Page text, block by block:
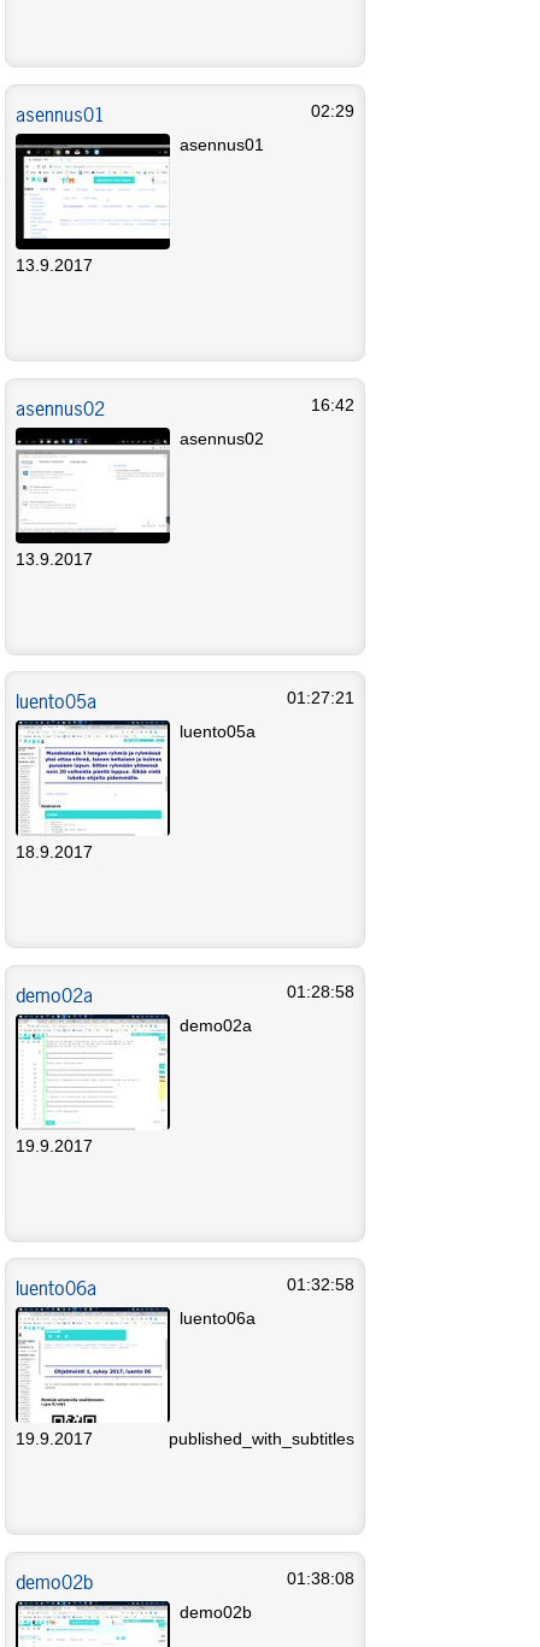
asennus01
02:29
asennus01
13.9.2017
asennus02
16:42
asennus02
13.9.2017
luento05a
01:27:21
luento05a
18.9.2017
demo02a
01:28:58
demo02a
19.9.2017
luento06a
01:32:58
luento06a
published_with_subtitles
19.9.2017
demo02b
01:38:08
demo02b